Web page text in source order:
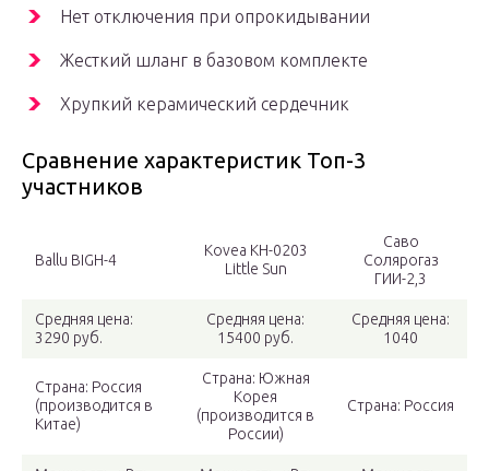
Нет отключения при опрокидывании
Жесткий шланг в базовом комплекте
Хрупкий керамический сердечник
Сравнение характеристик Топ-3
участников
Ballu BIGH-4
Kovea KH-0203
Little Sun
Саво
Солярогаз
ГИИ-2,3
Средняя цена:
3290 руб.
Средняя цена:
15400 руб.
Средняя цена:
1040
Страна: Россия
(производится в
Китае)
Страна: Южная
Корея
(производится в
России)
Страна: Россия